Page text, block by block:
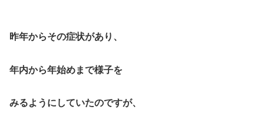
昨年からその症状があり、
年内から年始めまで様子を
みるようにしていたのですが、